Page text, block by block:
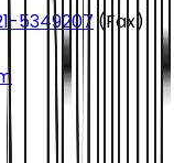
5349207 (Fax)